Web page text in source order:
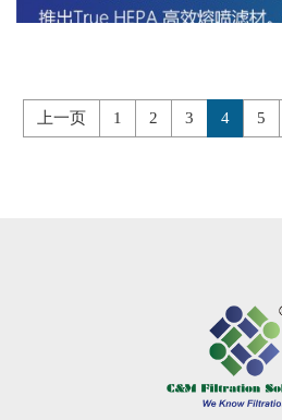
上一页 1 2 3 4 5